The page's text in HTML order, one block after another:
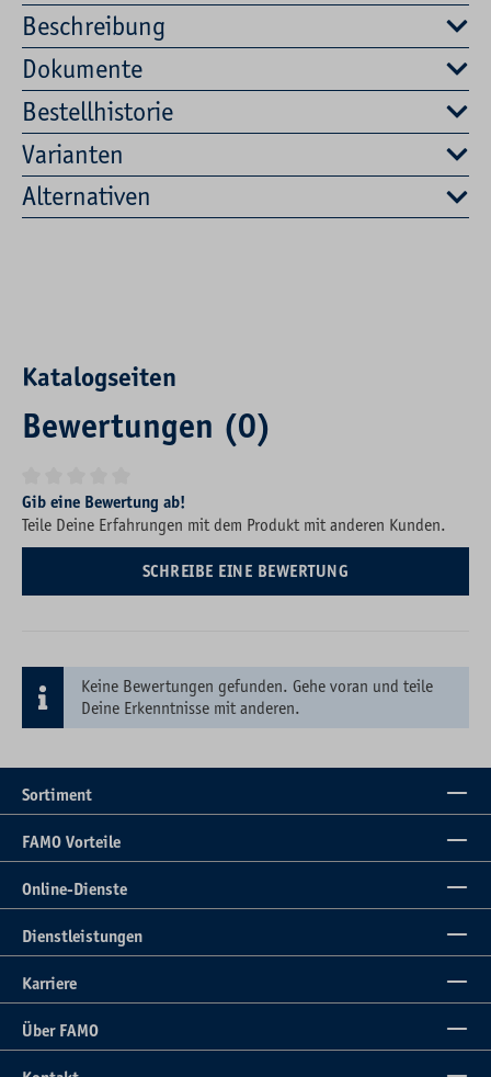
Beschreibung
Dokumente
Bestellhistorie
Varianten
Alternativen
Katalogseiten
Bewertungen (0)
Durchschnittliche Bewertung von 0 von 5 Sternen
Gib eine Bewertung ab!
Teile Deine Erfahrungen mit dem Produkt mit anderen Kunden.
SCHREIBE EINE BEWERTUNG
Keine Bewertungen gefunden. Gehe voran und teile
Deine Erkenntnisse mit anderen.
Sortiment
FAMO Vorteile
Online-Dienste
Dienstleistungen
Karriere
Über FAMO